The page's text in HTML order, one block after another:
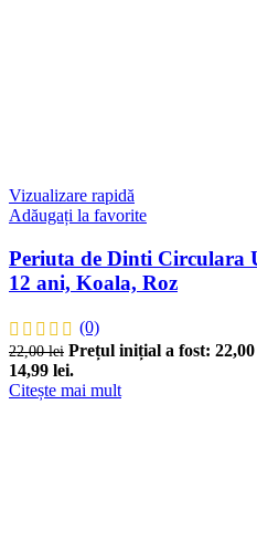
Vizualizare rapidă
Adăugați la favorite
Periuta de Dinti Circulara
12 ani, Koala, Roz
(0)
22,00lei Prețul inițial a fost:
14,99 lei.
Citește mai mult